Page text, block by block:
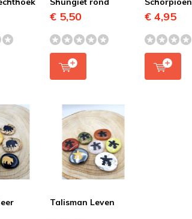
€ 5,50 € 4,95
Talisman Leven